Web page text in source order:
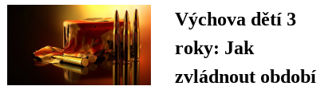
Výchova dětí 3
roky: Jak
zvládnout období